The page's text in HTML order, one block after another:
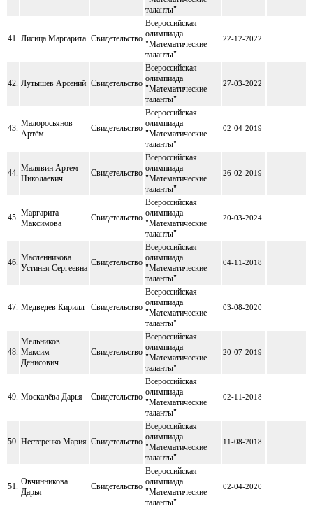
таланты"
41. Лисица Маргарита Свидетельство
Всероссийская
олимпиада
"Математические
таланты"
22-12-2022
42. Лутышев Арсений Свидетельство
Всероссийская
олимпиада
"Математические
таланты"
27-03-2022
43. Малоросьянов
Артём
Свидетельство
Всероссийская
олимпиада
"Математические
таланты"
02-04-2019
44. Малявин Артем
Николаевич
Свидетельство
Всероссийская
олимпиада
"Математические
таланты"
26-02-2019
45. Маргарита
Максимова
Свидетельство
Всероссийская
олимпиада
"Математические
таланты"
20-03-2024
46. Масленникова
Устинья Сергеевна
Свидетельство
Всероссийская
олимпиада
"Математические
таланты"
04-11-2018
47. Медведев Кирилл Свидетельство
Всероссийская
олимпиада
"Математические
таланты"
03-08-2020
48.
Мельников
Максим
Денисович
Свидетельство
Всероссийская
олимпиада
"Математические
таланты"
20-07-2019
49. Москалёва Дарья Свидетельство
Всероссийская
олимпиада
"Математические
таланты"
02-11-2018
50. Нестеренко Мария Свидетельство
Всероссийская
олимпиада
"Математические
таланты"
11-08-2018
51. Овчинникова
Дарья
Свидетельство
Всероссийская
олимпиада
"Математические
таланты"
02-04-2020